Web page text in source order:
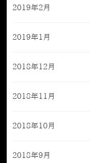
2019年2月
2019年1月
2018年12月
2018年11月
2018年10月
2018年9月